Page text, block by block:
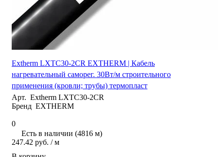
Extherm LXTC30-2CR EXTHERM | Кабель
нагревательный саморег. 30Вт/м строительного
применения (кровли; трубы) термопласт
Арт. Extherm LXTC30-2CR
Бренд EXTHERM
0
Есть в наличии (4816 м)
247.42 руб. / м